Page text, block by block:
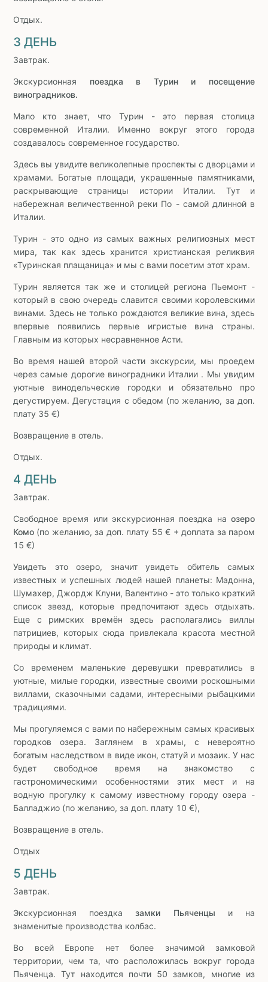
Отдых.
3 ДЕНЬ
Завтрак.
Экскурсионная поездка в Турин
и посещение
виноградников.
Мало кто знает, что Турин - это первая столица
современной Италии. Именно вокруг этого города
создавалось современное государство.
Здесь вы увидите великолепные проспекты с дворцами и
храмами. Богатые площади, украшенные памятниками,
раскрывающие страницы истории Италии. Тут и
набережная величественной реки По - самой длинной в
Италии.
Турин - это одно из самых важных религиозных мест
мира, так как здесь хранится христианская реликвия
«Туринская плащаница» и мы с вами посетим этот храм.
Турин является так же и столицей региона Пьемонт -
который в свою очередь славится своими королевскими
винами. Здесь не только рождаются великие вина, здесь
впервые появились первые игристые вина страны.
Главным из которых несравненное Асти.
Во время нашей второй части экскурсии, мы проедем
через самые дорогие виноградники Италии . Мы увидим
уютные винодельческие городки и обязательно про
дегустируем. Дегустация с обедом (по желанию, за доп.
плату 35 €)
Возвращение в отель.
Отдых.
4 ДЕНЬ
Завтрак.
Свободное время или экскурсионная поездка на озеро
Комо (по желанию, за доп. плату 55 € + доплата за паром
15 €)
Увидеть это озеро, значит увидеть обитель самых
известных и успешных людей нашей планеты: Мадонна,
Шумахер, Джордж Клуни, Валентино - это только краткий
список звезд, которые предпочитают здесь отдыхать.
Еще с римских времён здесь располагались виллы
патрициев, которых сюда привлекала красота местной
природы и климат.
Со временем маленькие деревушки превратились в
уютные, милые городки, известные своими роскошными
виллами, сказочными садами, интересными рыбацкими
традициями.
Мы прогуляемся с вами по набережным самых красивых
городков озера. Заглянем в храмы, с невероятно
богатым наследством в виде икон, статуй и мозаик. У нас
будет свободное время на знакомство с
гастрономическими особенностями этих мест и на
водную прогулку к самому известному городу озера -
Балладжио (по желанию, за доп. плату 10 €),
Возвращение в отель.
Отдых
5 ДЕНЬ
Завтрак.
Экскурсионная поездказамки Пьяченцы и на
знаменитые производства колбас.
Во всей Европе нет более значимой замковой
территории, чем та, что расположилась вокруг города
Пьяченца. Тут находится почти 50 замков, многие из